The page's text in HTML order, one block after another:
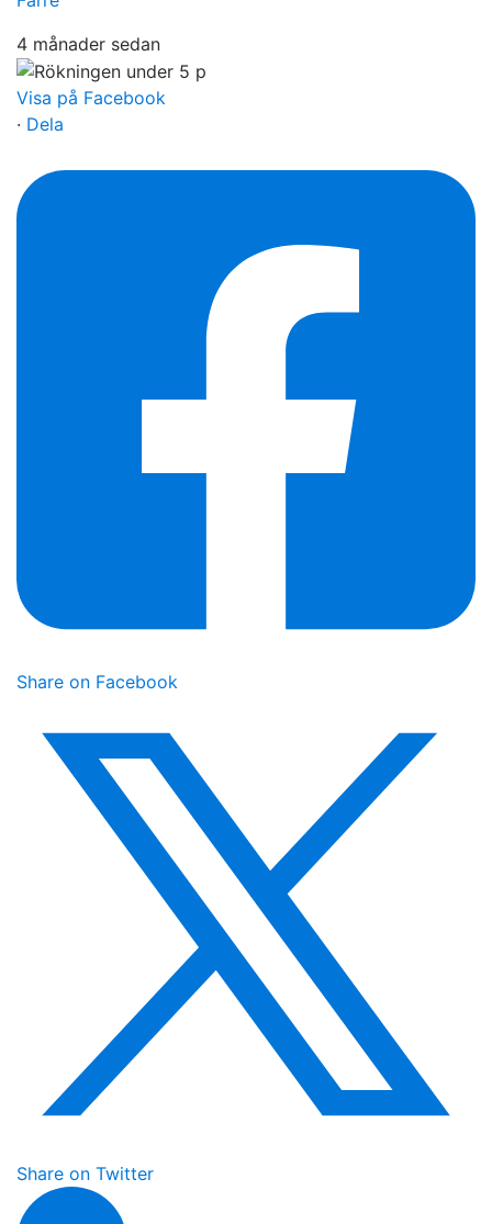
4 månader sedan
Visa på Facebook
· Dela
Share on Facebook
Share on Twitter